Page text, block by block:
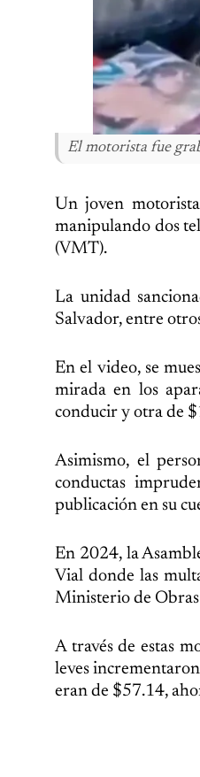
El motorista fue
Un joven
manipulando dos
(VMT).
La unidad
Salvador, entre
En el video, se
mirada en los
conducir y otra de
Asimismo, el
conductas
publicación en su
En 2024, la
Vial donde las
Ministerio de
A través de estas
leves
eran de $57.14,